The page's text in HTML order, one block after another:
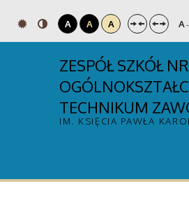
A A A A-
ZESPÓŁ SZKÓŁ
TECHNIKUM
IM. KSIĘCIA PAWŁA